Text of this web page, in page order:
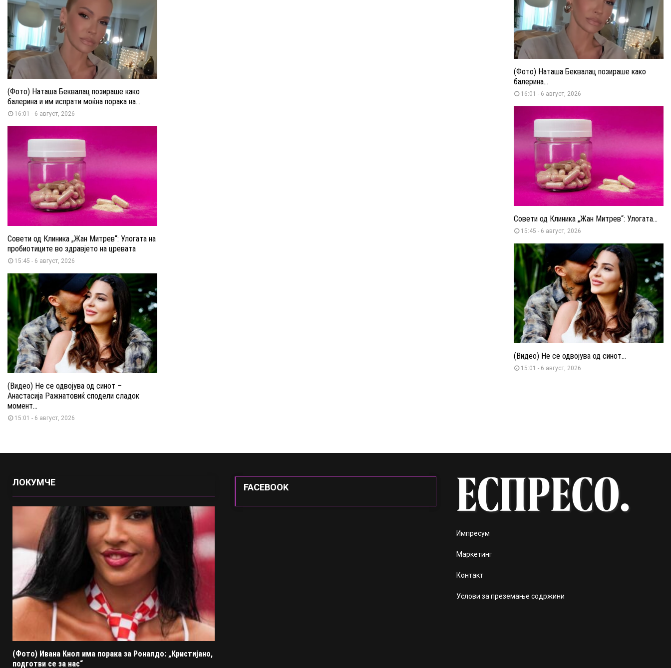
(Фото) Наташа Беквалац позираше како
балерина и им испрати моќна порака на...
16:01 - 6 август, 2026
Совети од Клиника „Жан Митрев“: Улогата на
пробиотиците во здравјето на цревата
15:45 - 6 август, 2026
(Видео) Не се одвојува од синот –
Анастасија Ражнатовиќ сподели сладок
момент...
15:01 - 6 август, 2026
(Фото) Наташа Беквалац позираше како
балерина...
16:01 - 6 август, 2026
Совети од Клиника „Жан Митрев“: Улогата...
15:45 - 6 август, 2026
(Видео) Не се одвојува од синот...
15:01 - 6 август, 2026
ЛОКУМЧЕ
(Фото) Ивана Кнол има порака за Роналдо: „Кристијано,
подготви се за нас“
FACEBOOK
Импресум
Маркетинг
Контакт
Услови за преземање содржини